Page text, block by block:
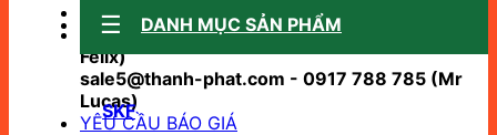
Sale support:
sale10@thanh-phat.com - 0941 062 224 (Mr
Felix)
sale5@thanh-phat.com - 0917 788 785 (Mr
Lucas)
YÊU CẦU BÁO GIÁ
DANH MỤC SẢN PHẨM
SKF